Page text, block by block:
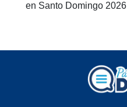
en Santo Domingo 2026